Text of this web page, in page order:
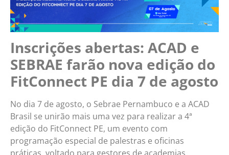
Inscrições abertas: ACAD e
SEBRAE farão nova edição do
FitConnect PE dia 7 de agosto
No dia 7 de agosto, o Sebrae Pernambuco e a ACAD
Brasil se unirão mais uma vez para realizar a 4ª
edição do FitConnect PE, um evento com
programação especial de palestras e oficinas